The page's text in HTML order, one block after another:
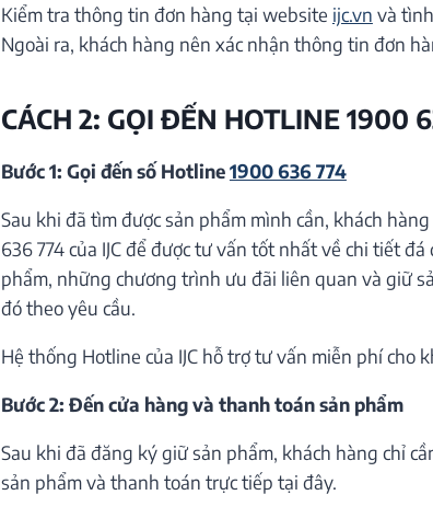
Kiểm tra thông tin đơn hàng tại website ijc.vn và
Ngoài ra, khách hàng nên xác nhận thông tin đơn
CÁCH 2: GỌI ĐẾN HOTLINE 1900
Bước 1: Gọi đến số Hotline1900 636 774
Sau khi đã tìm được sản phẩm mình cần, khách
636 774 của IJC để được tư vấn tốt nhất về chi tiết
phẩm, những chương trình ưu đãi liên quan và giữ
đó theo yêu cầu.
Hệ thống Hotline của IJC hỗ trợ tư vấn miễn phí cho
Bước 2: Đến cửa hàng và thanh toán sản phẩm
Sau khi đã đăng ký giữ sản phẩm, khách hàng chỉ
sản phẩm và thanh toán trực tiếp tại đây.